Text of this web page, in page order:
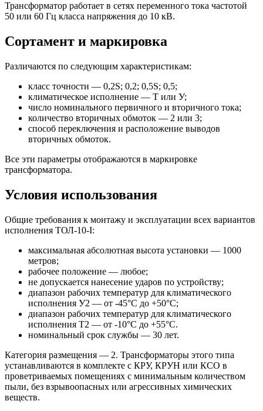
Трансформатор работает в сетях переменного тока частотой
50 или 60 Гц класса напряжения до 10 кВ.
Сортамент и маркировка
Различаются по следующим характеристикам:
класс точности — 0,2S; 0,2; 0,5S; 0,5;
климатическое исполнение — Т или У;
число номинального первичного и вторичного тока;
количество вторичных обмоток — 2 или 3;
способ переключения и расположение выводов
вторичных обмоток.
Все эти параметры отображаются в маркировке
трансформатора.
Условия использования
Общие требования к монтажу и эксплуатации всех вариантов
исполнения ТОЛ-10-I:
максимальная абсолютная высота установки — 1000
метров;
рабочее положение — любое;
не допускается нанесение ударов по устройству;
диапазон рабочих температур для климатического
исполнения У2 — от -45°С до +50°С;
диапазон рабочих температур для климатического
исполнения Т2 — от -10°С до +55°С.
номинальный срок службы — 30 лет.
Категория размещения — 2. Трансформаторы этого типа
устанавливаются в комплекте с КРУ, КРУН или КСО в
проветриваемых помещениях с минимальным количеством
пыли, без взрывоопасных или агрессивных химических
веществ.